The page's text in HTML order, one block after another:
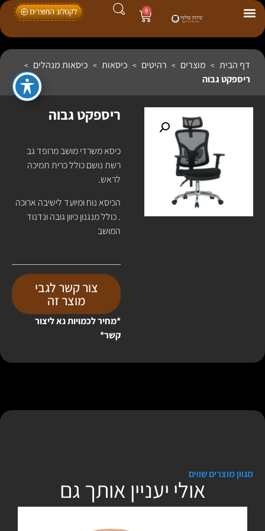
0
דף הבית > מוצרים > רהיטים > כיסאות > כיסאות מנהלים >
ריספקט גבוה
ריספקט גבוה
כיסא משרדי מושב מרופד גב
רשת נושם כולל כרית תמיכה
לראש.
הכיסא נוח ומיועד לישיבה ארוכה
. כולל מנגנון כיוון גובה ונדנוד
המושב
צור קשר לגבי
מוצר זה
*מחיר לכמויות נא ליצור
קשר*
מגוון מוצרים שווים
אולי יעניין אותך גם